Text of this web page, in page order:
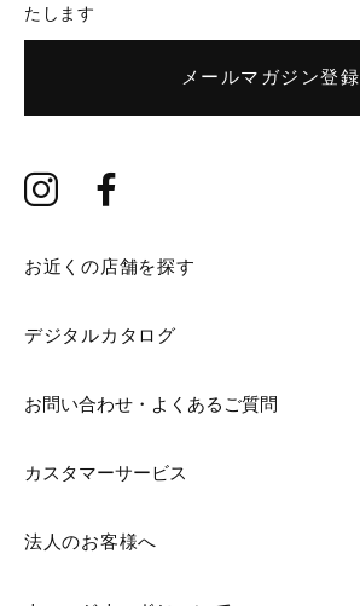
たします
メールマガジン登録
お近くの店舗を探す
デジタルカタログ
お問い合わせ・よくあるご質問
カスタマーサービス
法人のお客様へ